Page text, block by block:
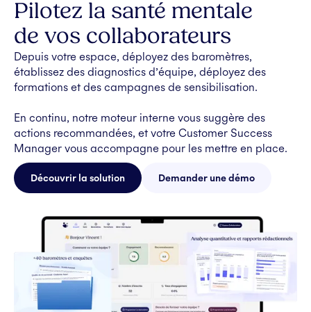
Pilotez la santé mentale
de vos collaborateurs
Depuis votre espace, déployez des baromètres,
établissez des diagnostics d’équipe, déployez des
formations et des campagnes de sensibilisation.
En continu, notre moteur interne vous suggère des
actions recommandées, et votre Customer Success
Manager vous accompagne pour les mettre en place.
Découvrir la solution Demander une démo